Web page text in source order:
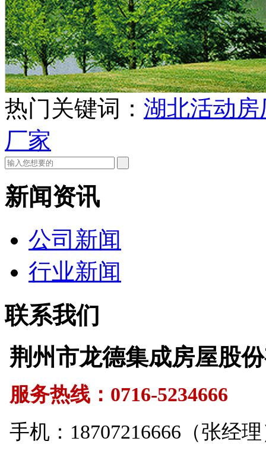
热门关键词： 湖北活动房
厂家
新闻资讯
公司新闻
行业新闻
联系我们
荆州市龙德集成房屋股
服务热线：0716-5234666
手机：18707216666（张经